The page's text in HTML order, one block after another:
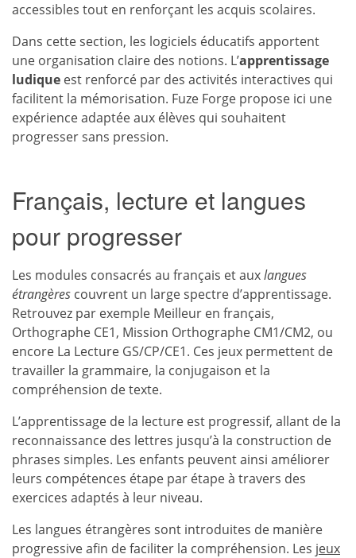
accessibles tout en renforçant les acquis scolaires.
Dans cette section, les logiciels éducatifs apportent
une organisation claire des notions. L’apprentissage
ludique est renforcé par des activités interactives qui
facilitent la mémorisation. Fuze Forge propose ici une
expérience adaptée aux élèves qui souhaitent
progresser sans pression.
Français, lecture et langues
pour progresser
Les modules consacrés au français et auxlangues
étrangères couvrent un large spectre d’apprentissage.
Retrouvez par exemple Meilleur en français,
Orthographe CE1, Mission Orthographe CM1/CM2, ou
encore La Lecture GS/CP/CE1. Ces jeux permettent de
travailler la grammaire, la conjugaison et la
compréhension de texte.
L’apprentissage de la lecture est progressif, allant de la
reconnaissance des lettres jusqu’à la construction de
phrases simples. Les enfants peuvent ainsi améliorer
leurs compétences étape par étape à travers des
exercices adaptés à leur niveau.
Les langues étrangères sont introduites de manière
progressive afin de faciliter la compréhension. Les jeux